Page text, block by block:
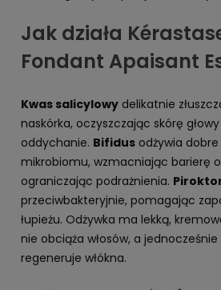
Jak działa
Fondant Apaisant
Kwas salicylowy delikatnie
naskórka, oczyszczając skórę
oddychanie. Bifidus odżywia
mikrobiomu, wzmacniając barierę
ograniczając podrażnienia.
przeciwbakteryjnie, pomagając
łupieżu. Odżywka ma lekką,
nie obciąża włosów, a
regeneruje włókna.